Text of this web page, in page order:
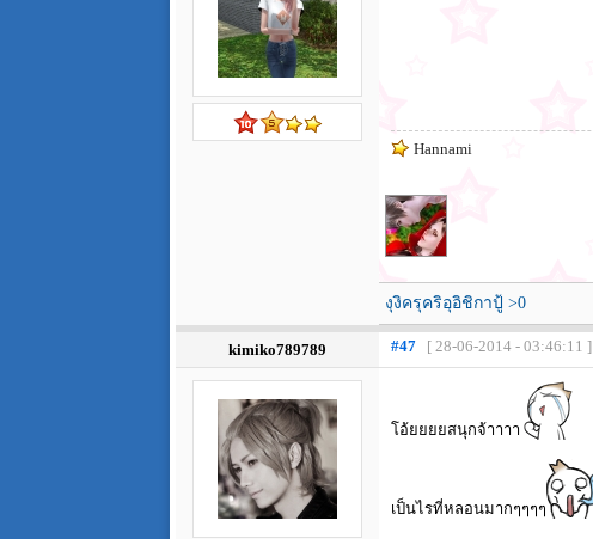
Hannami
งุงิครุคริอุอิชิกาปู้ >0
kimiko789789 #47 [ 28-06-2014 - 03:46:11 ]
โอ้ยยยยสนุกจ้าาาา
เป็นไรที่หลอนมากๆๆๆๆ